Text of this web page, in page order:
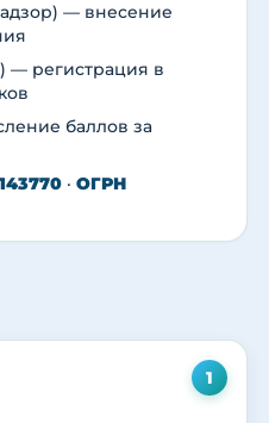
— внесение
— регистрация в
баллов за
· ОГРН
1